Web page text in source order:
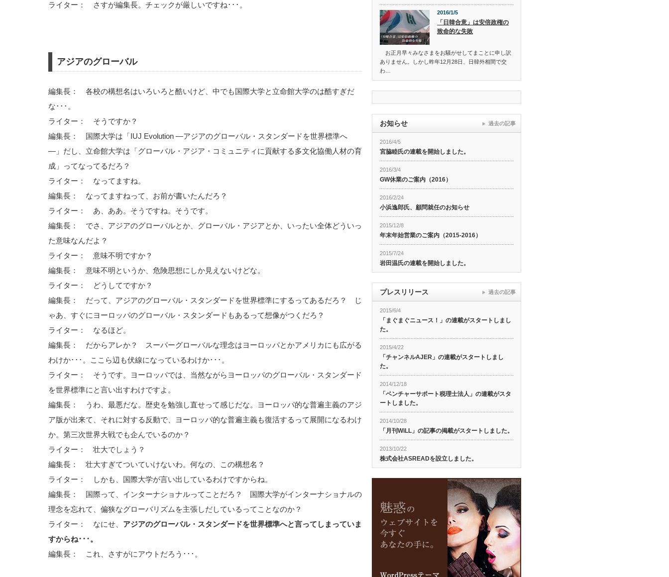
ライター： さすが編集長。チェックが厳しいですね･･･。
アジアのグローバル
編集長： 各校の構想名はいろいろと酷いけど、中でも国際大学と立命館大学のは酷すぎだ
な･･･。
ライター： そうですか？
編集長： 国際大学は「IUJ Evolution ―アジアのグローバル・スタンダードを世界標準へ
―」だし、立命館大学は「グローバル・アジア・コミュニティに貢献する多文化協働人材の育
成」ってなってるだろ？
ライター： なってますね。
編集長： なってますねって、お前が書いたんだろ？
ライター： あ、ああ。そうですね。そうです。
編集長： でさ、アジアのグローバルとか、グローバル・アジアとか、いったい全体どういっ
た意味なんだよ？
ライター： 意味不明ですか？
編集長： 意味不明というか、危険思想にしか見えないけどな。
ライター： どうしてですか？
編集長： だって、アジアのグローバル・スタンダードを世界標準にするってあるだろ？ じ
ゃあ、すぐにヨーロッパのグローバル・スタンダードもあるって想像がつくだろ？
ライター： なるほど。
編集長： だからアレか？ スーパーグローバルな理念はヨーロッパとかアメリカにも広がる
わけか･･･。ここら辺も伏線になっているわけか･･･。
ライター： そうです。ヨーロッパでは、当然ながらヨーロッパのグローバル・スタンダード
を世界標準にと言い出すわけですよ。
編集長： うわ、最悪だな。歴史を勉強し直せって感じだな。ヨーロッパ的な普遍主義のアジ
ア版が出来て、それに対する反動で、ヨーロッパ的な普遍主義も復活するって展開になるわけ
か。第三次世界大戦でも企んでいるのか？
ライター： 壮大でしょう？
編集長： 壮大すぎてついていけないわ。何なの、この構想名？
ライター： しかも、国際大学が言い出しているわけですからね。
編集長： 国際って、インターナショナルってことだろ？ 国際大学がインターナショナルの
理念を忘れて、偏狭なグローバリズムを主張しだしているってことなのか？
ライター： なにせ、 アジアのグローバル・スタンダードを世界標準へと言ってしまっていま
すからね･･･。
編集長： これ、さすがにアウトだろう･･･。
2016/1/5
「日韓合意」は安倍政権の
致命的な失敗
お正月早々みなさまをお騒がせしてまことに申し訳
ありません。しかし昨年12月28日、日韓外相間で交
わ…
お知らせ
2016/4/5
宮脇睦氏の連載を開始しました。
2016/3/4
GW休業のご案内（2016）
2016/2/24
小浜逸郎氏、顧問就任のお知らせ
2015/12/8
年末年始営業のご案内（2015-2016）
2015/7/24
岩田温氏の連載を開始しました。
過去の記事
プレスリリース
2015/6/4
「まぐまぐニュース！」の連載がスタートしまし
た。
2015/4/22
「チャンネルAJER」の連載がスタートしまし
た。
2014/12/18
「ベンチャーサポート税理士法人」の連載がスタ
ートしました。
2014/10/28
「月刊WiLL」の記事の掲載がスタートしました。
2013/10/22
株式会社ASREADを設立しました。
過去の記事